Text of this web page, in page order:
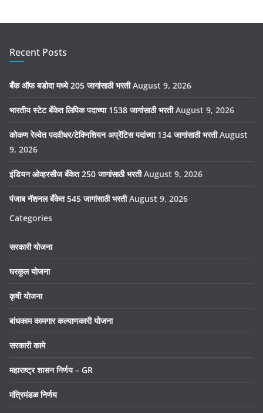
Recent Posts
बँक ऑफ बडोदा मध्ये 205 जागांसाठी भरती August 9, 2026
भारतीय स्टेट बँकेत लिपिक पदाच्या 1538 जागांसाठी भरती August 9, 2026
कोकण रेल्वेत पदवीधर/टेक्निशियन अप्रेंटिस पदांच्या 134 जागांसाठी भरती August
9, 2026
इंडियन ओव्हरसीज बँकेत 250 जागांसाठी भरती August 9, 2026
पंजाब नॅशनल बँकेत 545 जागांसाठी भरती August 9, 2026
Categories
सरकारी योजना
घरकुल योजना
कृषी योजना
बांधकाम कामगार कल्याणकारी योजना
सरकारी कामे
महाराष्ट्र शासन निर्णय – GR
मंत्रिमंडळ निर्णय